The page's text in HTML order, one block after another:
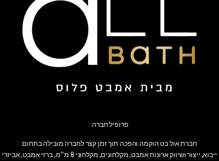
פרופיל חברה:
חברת אול בט הוקמה והפכה תוך זמן קצר לחברה מובילה בתחום
ייבוא, ייצור ושיווק ארונות אמבט, מקלחונים, מקלחוני 8 מ״מ, ברזי אמבט, אביזרי